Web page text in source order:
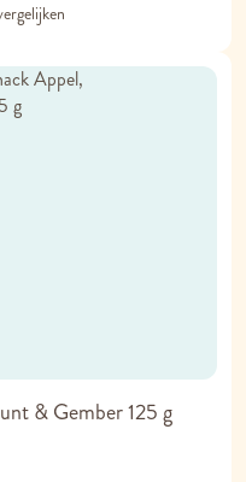
& Gember 125 g